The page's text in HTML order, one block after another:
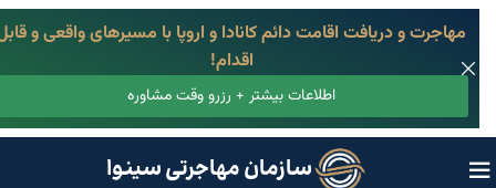
سازمان مهاجرتی سینوا
مهاجرت و دریافت اقامت دائم کانادا و اروپا با مسیرهای واقعی و
اقدام!
اطلاعات بیشتر + رزرو وقت مشاوره